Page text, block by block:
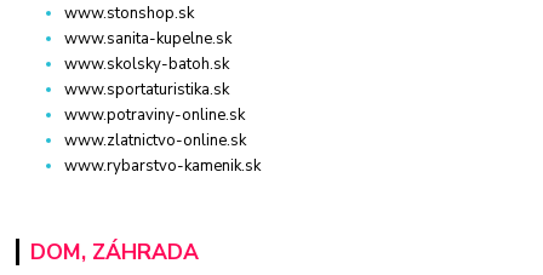
www.stonshop.sk
www.sanita-kupelne.sk
www.skolsky-batoh.sk
www.sportaturistika.sk
www.potraviny-online.sk
www.zlatnictvo-online.sk
www.rybarstvo-kamenik.sk
DOM, ZÁHRADA